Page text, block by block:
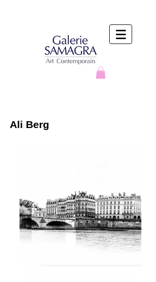
Ali Berg